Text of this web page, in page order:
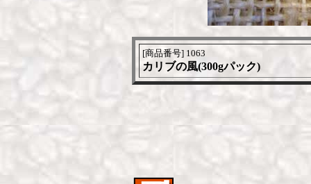
[商品番号] 1063
カリブの風(300gパック)